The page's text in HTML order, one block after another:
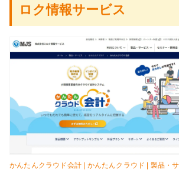
ロク情報サービス
かんたんクラウド会計 | かんたんクラウド | 製品・